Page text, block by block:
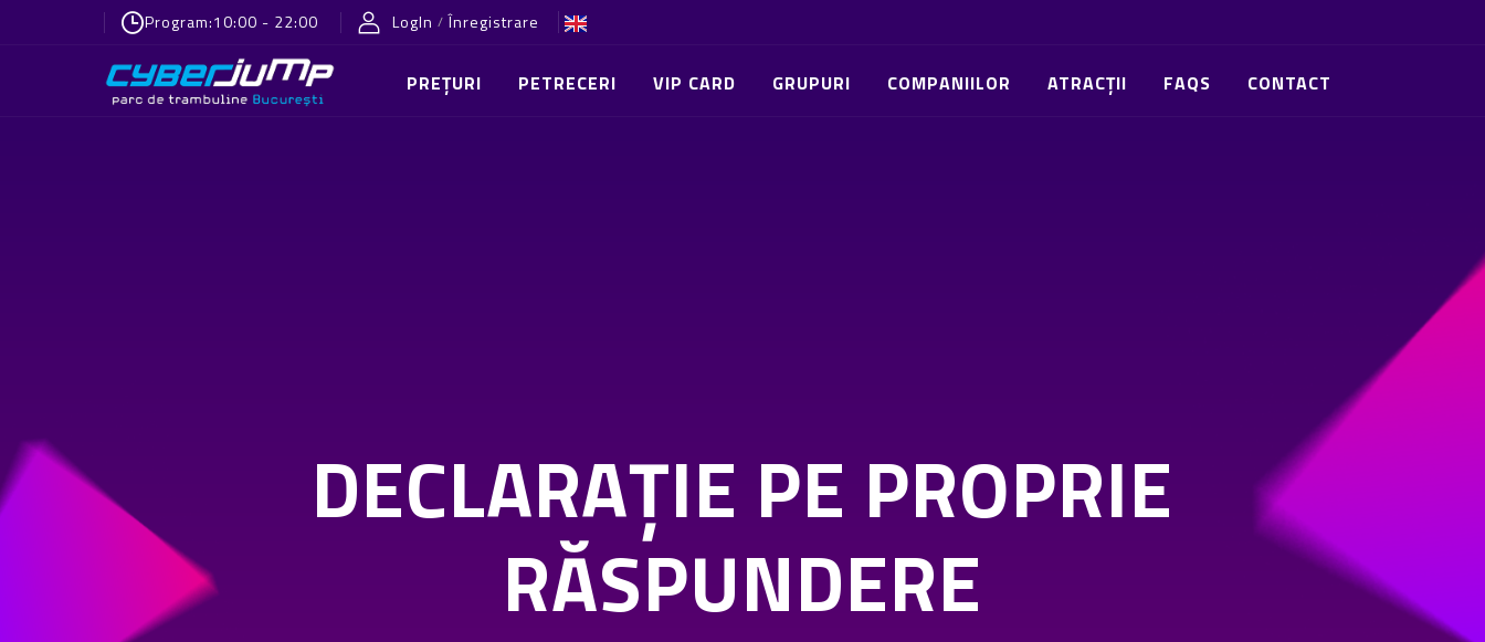
Program:10:00 - 22:00 LogIn / Înregistrare
PREȚURI PETRECERI VIP CARD GRUPURI COMPANIILOR ATRACȚII FAQS CONTACT
DECLARAȚIE PE PROPRIE
RĂSPUNDERE